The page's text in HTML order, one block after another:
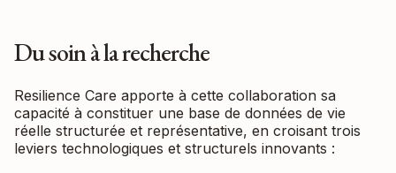
Du soin à la recherche
Resilience Care apporte à cette collaboration sa
capacité à constituer une base de données de vie
réelle structurée et représentative, en croisant trois
leviers technologiques et structurels innovants :